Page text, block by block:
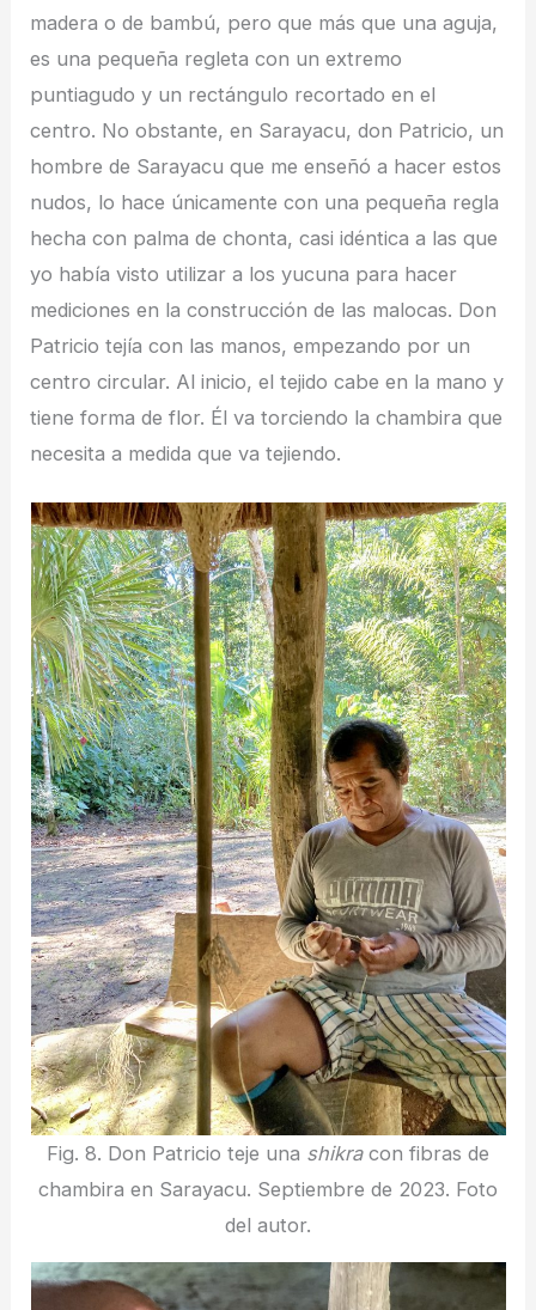
madera o de bambú, pero que más que una aguja,
es una pequeña regleta con un extremo
puntiagudo y un rectángulo recortado en el
centro. No obstante, en Sarayacu, don Patricio, un
hombre de Sarayacu que me enseñó a hacer estos
nudos, lo hace únicamente con una pequeña regla
hecha con palma de chonta, casi idéntica a las que
yo había visto utilizar a los yucuna para hacer
mediciones en la construcción de las malocas. Don
Patricio tejía con las manos, empezando por un
centro circular. Al inicio, el tejido cabe en la mano y
tiene forma de flor. Él va torciendo la chambira que
necesita a medida que va tejiendo.
Fig. 8. Don Patricio teje una shikracon fibras de
chambira en Sarayacu. Septiembre de 2023. Foto
del autor.